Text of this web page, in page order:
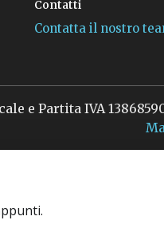
Contatti
Contatta il nostro
e Partita IVA